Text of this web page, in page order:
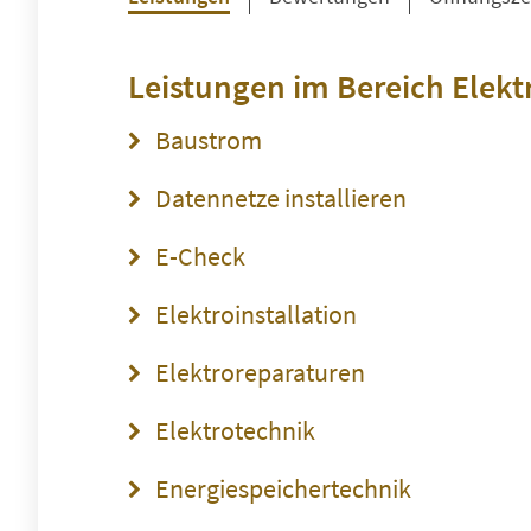
Leistungen im Bereich
Baustrom
Datennetze installieren
E-Check
Elektroinstallation
Elektroreparaturen
Elektrotechnik
Energiespeichertechnik